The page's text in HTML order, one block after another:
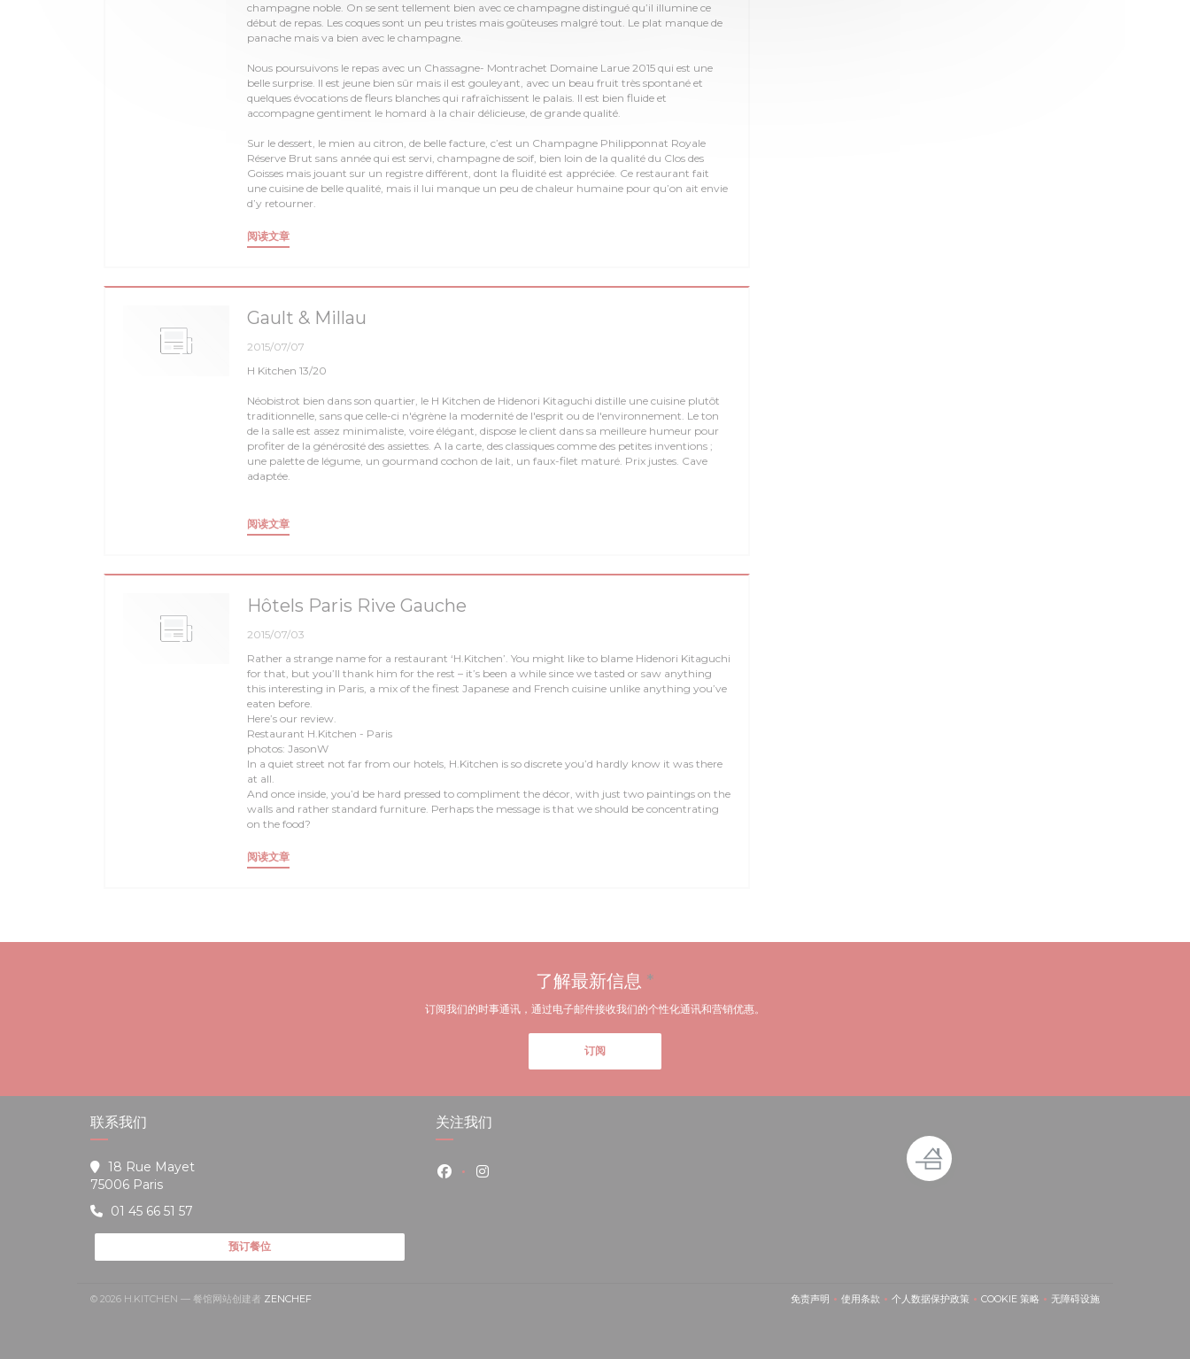
champagne noble. On se sent tellement bien avec ce champagne distingué qu’il illumine ce
début de repas. Les coques sont un peu tristes mais goûteuses malgré tout. Le plat manque de
panache mais va bien avec le champagne.
Nous poursuivons le repas avec un Chassagne- Montrachet Domaine Larue 2015 qui est une
belle surprise. Il est jeune bien sûr mais il est gouleyant, avec un beau fruit très spontané et
quelques évocations de fleurs blanches qui rafraîchissent le palais. Il est bien fluide et
accompagne gentiment le homard à la chair délicieuse, de grande qualité.
Sur le dessert, le mien au citron, de belle facture, c’est un Champagne Philipponnat Royale
Réserve Brut sans année qui est servi, champagne de soif, bien loin de la qualité du Clos des
Goisses mais jouant sur un registre différent, dont la fluidité est appréciée. Ce restaurant fait
une cuisine de belle qualité, mais il lui manque un peu de chaleur humaine pour qu’on ait envie
d’y retourner.
阅读文章((在新窗口中打开))
Gault & Millau
2015/07/07
H Kitchen 13/20
Néobistrot bien dans son quartier, le H Kitchen de Hidenori Kitaguchi distille une cuisine plutôt
traditionnelle, sans que celle-ci n'égrène la modernité de l'esprit ou de l'environnement. Le ton
de la salle est assez minimaliste, voire élégant, dispose le client dans sa meilleure humeur pour
profiter de la générosité des assiettes. A la carte, des classiques comme des petites inventions ;
une palette de légume, un gourmand cochon de lait, un faux-filet maturé. Prix justes. Cave
adaptée.
阅读文章((在新窗口中打开))
Hôtels Paris Rive Gauche
2015/07/03
Rather a strange name for a restaurant ‘H.Kitchen’. You might like to blame Hidenori Kitaguchi
for that, but you’ll thank him for the rest – it’s been a while since we tasted or saw anything
this interesting in Paris, a mix of the finest Japanese and French cuisine unlike anything you’ve
eaten before.
Here’s our review.
Restaurant H.Kitchen - Paris
photos: JasonW
In a quiet street not far from our hotels, H.Kitchen is so discrete you’d hardly know it was there
at all.
And once inside, you’d be hard pressed to compliment the décor, with just two paintings on the
walls and rather standard furniture. Perhaps the message is that we should be concentrating
on the food?
阅读文章((在新窗口中打开))
了解最新信息 *
订阅我们的时事通讯，通过电子邮件接收我们的个性化通讯和营销优惠。
订阅
联系我们
18 Rue Mayet
75006 Paris((在新窗口中打开))
01 45 66 51 57
预订餐位
关注我们
Facebook ((在新窗口中打开))
Instagram ((在新窗口中打开))
© 2026 H.KITCHEN — 餐馆网站创建者 ZENCHEF((在新窗口中打开)) 免责声明((在新窗口中打开))
使用条款((在新窗口中打开))
个人数据保护政策((在新窗口中打开))
COOKIE 策略((在新窗口中打开))
无障碍设施((在新窗口中打开))